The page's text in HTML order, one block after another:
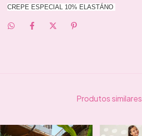
CREPE ESPECIAL 10% ELASTÁNO
Produtos similares